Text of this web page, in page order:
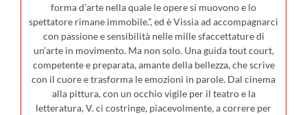
forma d’arte nella quale le opere si muovono e lo
spettatore rimane immobile.”, ed è Vissia ad accompagnarci
con passione e sensibilità nelle mille sfaccettature di
un’arte in movimento. Ma non solo. Una guida tout court,
competente e preparata, amante della bellezza, che scrive
con il cuore e trasforma le emozioni in parole. Dal cinema
alla pittura, con un occhio vigile per il teatro e la
letteratura, V. ci costringe, piacevolmente, a correre per